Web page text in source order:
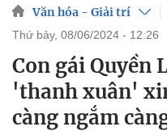
Văn hóa - Giải trí
thứ bảy, 08/06/2024 - 12:26
Con gái Quyền
'thanh xuân'
càng ngắm